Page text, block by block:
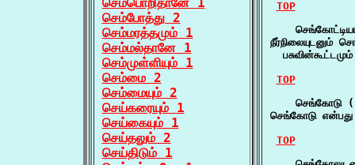
செம்போத்து 2
செம்மரத்தமும் 1
செம்மல்தானே 1
செம்முள்ளியும் 1
செம்மை 2
செம்மையும் 2
செய்கரையும் 1
செய்கையும் 1
செய்தலும் 2
செய்திடும் 1
TOP
நீர்நிலையுடனும்
TOP
செங்கோடு
செங்கோடு
TOP